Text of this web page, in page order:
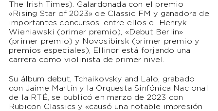
The Irish Times). Galardonada con el premio
«Rising Star of 2023» de Classic FM y ganadora de
importantes concursos, entre ellos el Henryk
Wieniawski (primer premio), «Debut Berlin»
(primer premio) y Novosibirsk (primer premio y
premios especiales), Ellinor está forjando una
carrera como violinista de primer nivel.
Su álbum debut, Tchaikovsky and Lalo, grabado
con Jaime Martín y la Orquesta Sinfónica Nacional
de la RTÉ, se publicó en marzo de 2023 con
Rubicon Classics y «causó una notable impresión